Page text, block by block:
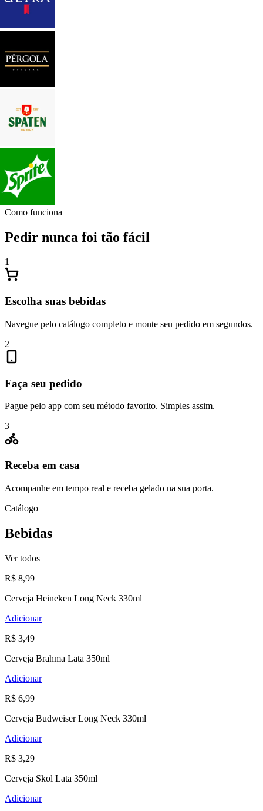
Como funciona
Pedir nunca foi tão fácil
1
Escolha suas bebidas
Navegue pelo catálogo completo e monte seu pedido em segundos.
2
Faça seu pedido
Pague pelo app com seu método favorito. Simples assim.
3
Receba em casa
Acompanhe em tempo real e receba gelado na sua porta.
Catálogo
Bebidas
Ver todos
R$ 8,99
Cerveja Heineken Long Neck 330ml
Adicionar
R$ 3,49
Cerveja Brahma Lata 350ml
Adicionar
R$ 6,99
Cerveja Budweiser Long Neck 330ml
Adicionar
R$ 3,29
Cerveja Skol Lata 350ml
Adicionar